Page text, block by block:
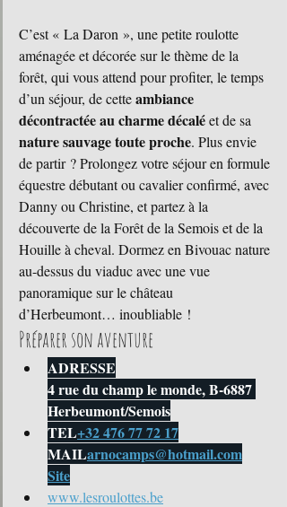
C’est « La Daron », une petite roulotte
aménagée et décorée sur le thème de la
forêt, qui vous attend pour profiter, le temps
d’un séjour, de cette ambiance
décontractée au charme décalé et de sa
nature sauvage toute proche. Plus envie
de partir ? Prolongez votre séjour en formule
équestre débutant ou cavalier confirmé, avec
Danny ou Christine, et partez à la
découverte de la Forêt de la Semois et de la
Houille à cheval. Dormez en Bivouac nature
au-dessus du viaduc avec une vue
panoramique sur le château
d’Herbeumont… inoubliable !
Préparer son aventure
ADRESSE
4 rue du champ le monde, B-6887
Herbeumont/Semois
TEL+32 476 77 72 17
MAILarnocamps@hotmail.com
Site
www.lesroulottes.be